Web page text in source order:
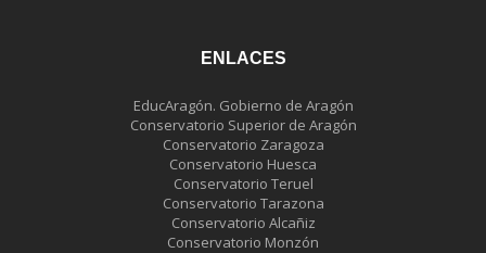
ENLACES
EducAragón. Gobierno de Aragón
Conservatorio Superior de Aragón
Conservatorio Zaragoza
Conservatorio Huesca
Conservatorio Teruel
Conservatorio Tarazona
Conservatorio Alcañiz
Conservatorio Monzón